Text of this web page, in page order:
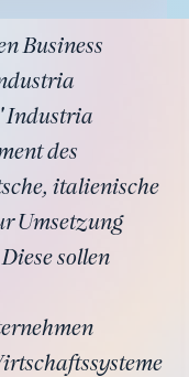
Business
Industria
des
italienische
Umsetzung
sollen